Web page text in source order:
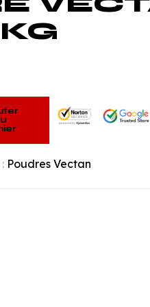
Poudres Vectan